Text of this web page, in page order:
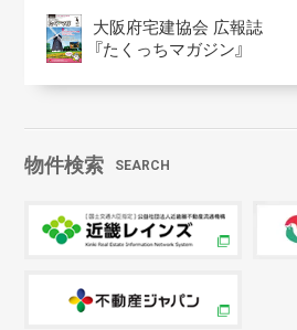
大阪府宅建協会 広報誌
『たくっちマガジン』
物件検索 SEARCH